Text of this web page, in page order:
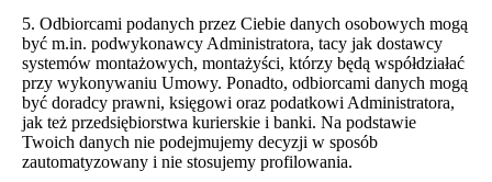
5. Odbiorcami podanych przez Ciebie danych osobowych mogą
być m.in. podwykonawcy Administratora, tacy jak dostawcy
systemów montażowych, montażyści, którzy będą współdziałać
przy wykonywaniu Umowy. Ponadto, odbiorcami danych mogą
być doradcy prawni, księgowi oraz podatkowi Administratora,
jak też przedsiębiorstwa kurierskie i banki. Na podstawie
Twoich danych nie podejmujemy decyzji w sposób
zautomatyzowany i nie stosujemy profilowania.